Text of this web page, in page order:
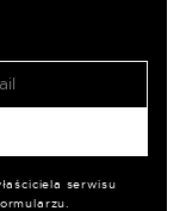
serwisu